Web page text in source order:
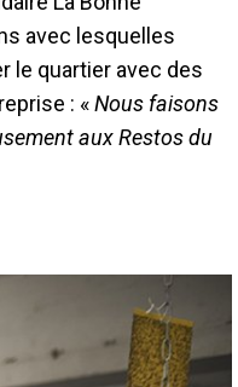
avec lesquelles
le quartier avec des
: «Nous faisons
aux Restos du